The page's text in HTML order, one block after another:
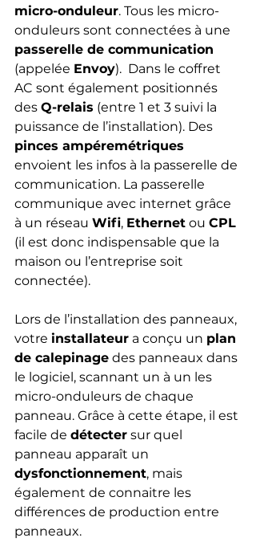
micro-onduleur. Tous les micro-
onduleurs sont connectées à une
passerelle de communication
(appelée Envoy).  Dans le coffret
AC sont également positionnés
des Q-relais (entre 1 et 3 suivi la
puissance de l’installation). Des
pinces ampéremétriques
envoient les infos à la passerelle de
communication. La passerelle
communique avec internet grâce
à un réseau Wifi, Ethernet ou CPL
(il est donc indispensable que la
maison ou l’entreprise soit
connectée).
Lors de l’installation des panneaux,
votre installateur a conçu un plan
de calepinage des panneaux dans
le logiciel, scannant un à un les
micro-onduleurs de chaque
panneau. Grâce à cette étape, il est
facile de détecter sur quel
panneau apparaît un
dysfonctionnement, mais
également de connaitre les
différences de production entre
panneaux.